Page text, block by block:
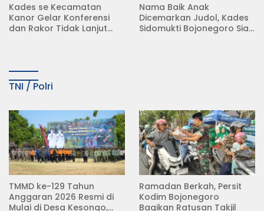
Kades se Kecamatan
Kanor Gelar Konferensi
dan Rakor Tidak Lanjut
Nama Baik Anak
Dicemarkan Judol, Kades
Sidomukti Bojonegoro Siap
TNI / Polri
TMMD ke-129 Tahun
Anggaran 2026 Resmi di
Mulai di Desa Kesongo,
Ramadan Berkah, Persit
Kodim Bojonegoro
Bagikan Ratusan Takjil